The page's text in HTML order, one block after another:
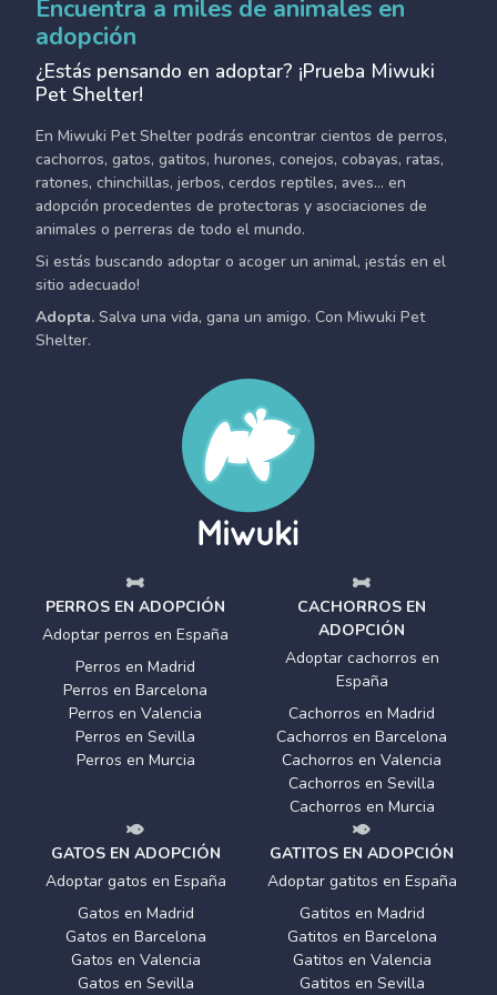
Encuentra a miles de animales en
adopción
¿Estás pensando en adoptar? ¡Prueba Miwuki
Pet Shelter!
En Miwuki Pet Shelter podrás encontrar cientos de perros,
cachorros, gatos, gatitos, hurones, conejos, cobayas, ratas,
ratones, chinchillas, jerbos, cerdos reptiles, aves... en
adopción procedentes de protectoras y asociaciones de
animales o perreras de todo el mundo.
Si estás buscando adoptar o acoger un animal, ¡estás en el
sitio adecuado!
Adopta. Salva una vida, gana un amigo. Con Miwuki Pet
Shelter.
PERROS EN ADOPCIÓN
Adoptar perros en España
Perros en Madrid
Perros en Barcelona
Perros en Valencia
Perros en Sevilla
Perros en Murcia
CACHORROS EN
ADOPCIÓN
Adoptar cachorros en
España
Cachorros en Madrid
Cachorros en Barcelona
Cachorros en Valencia
Cachorros en Sevilla
Cachorros en Murcia
GATOS EN ADOPCIÓN
Adoptar gatos en España
Gatos en Madrid
Gatos en Barcelona
Gatos en Valencia
Gatos en Sevilla
GATITOS EN ADOPCIÓN
Adoptar gatitos en España
Gatitos en Madrid
Gatitos en Barcelona
Gatitos en Valencia
Gatitos en Sevilla